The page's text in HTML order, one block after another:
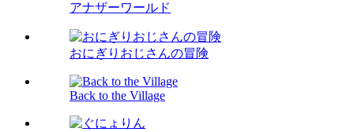
アナザーワールド
おにぎりおじさんの冒険
Back to the Village